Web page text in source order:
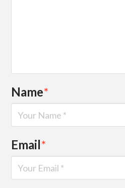
Name*
Email*